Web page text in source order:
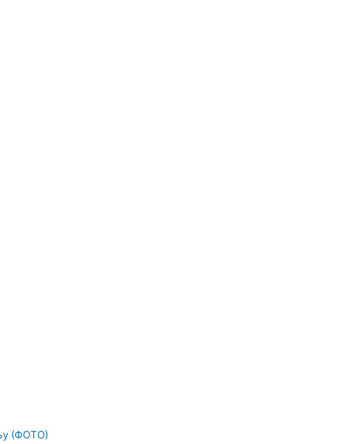
(ФОТО)